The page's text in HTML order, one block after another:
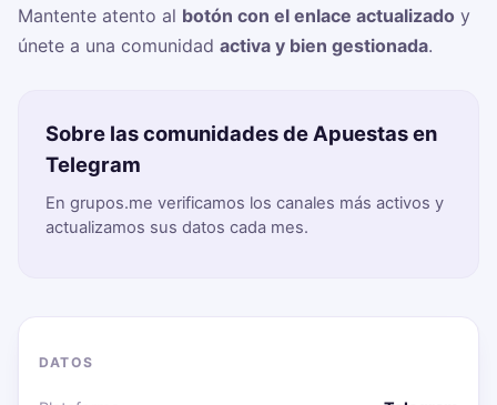
Mantente atento al botón con el enlace actualizado y
únete a una comunidad activa y bien gestionada.
Sobre las comunidades de Apuestas en
Telegram
En grupos.me verificamos los canales más activos y
actualizamos sus datos cada mes.
DATOS